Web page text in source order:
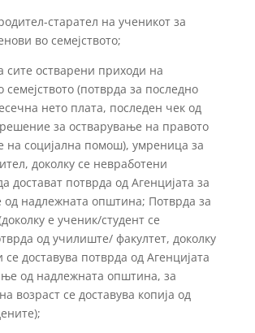
старател на ученикот за
во семејството;
сите остварени приходи на
семејството (потврда за последно
нето плата, последен чек од
за остварување на правото
на социјална помош), умреница за
доколку се невработени
достават потврда од Агенцијата за
од надлежната општина; Потврда за
е ученик/студент се
од училиште/ факултет, доколку
се доставува потврда од Агенцијата
од надлежната општина, за
возраст се доставува копија од